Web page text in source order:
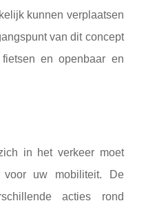
kunnen verplaatsen
van dit concept
en openbaar en
in het verkeer moet
voor uw mobiliteit. De
acties rond